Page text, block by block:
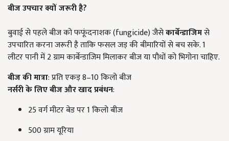
बीज उपचार क्यों जरूरी है?
बुवाई से पहले बीज को फफूंदनाशक (fungicide) जैसेकार्बेन्डाजिमसे
उपचारित करना जरूरी है ताकि फसल जड़ की बीमारियों से बच सके. 1
लीटर पानी में 2 ग्राम कार्बेन्डाजिम मिलाकर बीज या पौधों को भिगोना चाहिए.
बीज की मात्रा: प्रति एकड़ 8–10 किलो बीज
नर्सरी के लिए बीज और खाद प्रबंधन:
25 वर्ग मीटर बेड पर 1 किलो बीज
500 ग्राम यूरिया